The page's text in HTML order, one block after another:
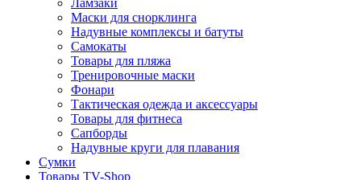
Маски для снорклинга
Надувные комплексы и батуты
Самокаты
Товары для пляжа
Тренировочные маски
Фонари
Тактическая одежда и аксессуары
Товары для фитнеса
Сапборды
Надувные круги для плавания
Сумки
Товары TV-Shop